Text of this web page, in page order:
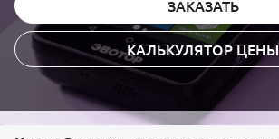
ЗАКАЗАТЬ
КАЛЬКУЛЯТОР ЦЕНЫ